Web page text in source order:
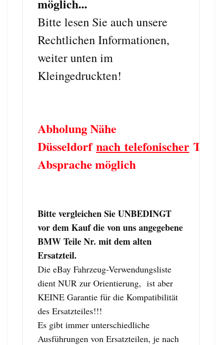
möglich...
Bitte lesen Sie auch unsere
Rechtlichen Informationen,
weiter unten im
Kleingedruckten!
Abholung Nähe
Düsseldorfnach telefonischer
Absprache möglich
Bitte vergleichen Sie UNBEDINGT
vor dem Kauf die von uns angegebene
BMW Teile Nr. mit dem alten
Ersatzteil.
Die eBay Fahrzeug-Verwendungsliste
dient NUR zur Orientierung, ist aber
KEINE Garantie für die Kompatibilität
des Ersatzteiles!!!
Es gibt immer unterschiedliche
Ausführungen von Ersatzteilen, je nach